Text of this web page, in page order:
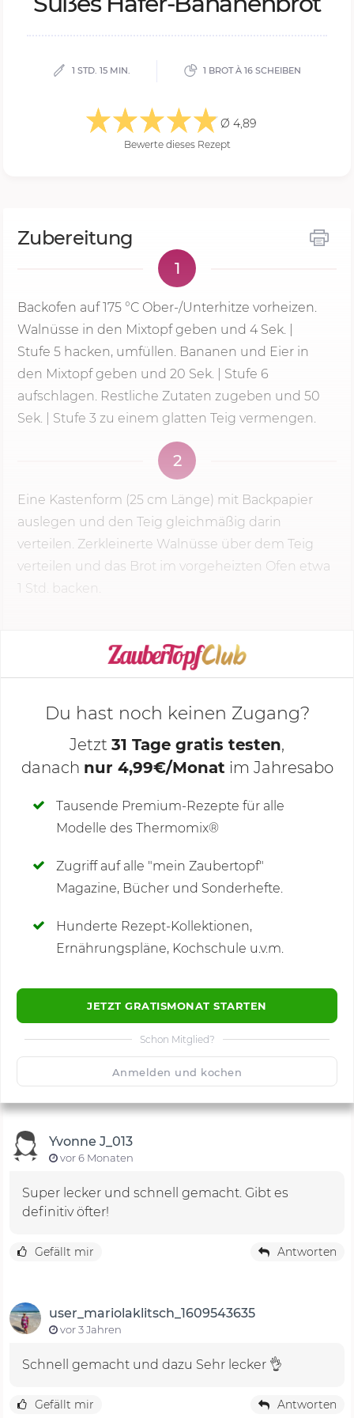
1 STD. 15 MIN. 1 BROT À 16 SCHEIBEN
Ø 4,89
Bewerte dieses Rezept
Zubereitung
1
Backofen auf175 °C Ober-/Unterhitze vorheizen.
Walnüsse in den Mixtopf geben und 4 Sek.
Stufe 5 hacken, umfüllen. Bananen und Eier in
den Mixtopf geben und 20 Sek. | Stufe 6
aufschlagen. Restliche Zutaten zugeben und 50
Sek. | Stufe 3 zu einem glatten Teig vermengen.
2
Eine Kastenform (25 cm Länge) mit Backpapier
auslegen und den Teig gleichmäßig darin
verteilen. Zerkleinerte Walnüsse über dem Teig
verteilen und das Brot im vorgeheizten Ofen etwa
1 Std. backen.
KOCHMODUS STARTEN
Deine Notizen
Du hast noch keinen Zugang?
Jetzt 31 Tage gratis testen,
danach nur 4,99€/Monat im Jahresabo
Tausende Premium-Rezepte für alle
Modelle des Thermomix®
Zugriff auf alle "mein Zaubertopf"
Magazine, Bücher und Sonderhefte.
Hunderte Rezept-Kollektionen,
Ernährungspläne, Kochschule u.v.m.
JETZT GRATISMONAT STARTEN
Schon Mitglied?
Anmelden und kochen
Kommentare(6)
🙂 1500 Speichern
Yvonne J_013
vor 6 Monaten
Super lecker und schnell gemacht. Gibt es
definitiv öfter!
Gefällt mir Antworten
user_mariolaklitsch_1609543635
vor 3 Jahren
Schnell gemacht und dazu Sehr lecker 👌
Gefällt mir Antworten